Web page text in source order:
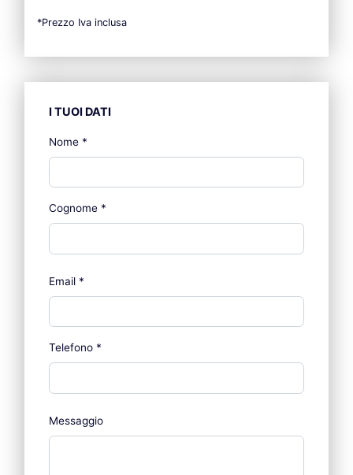
*Prezzo Iva inclusa
I TUOI DATI
Nome *
Cognome *
Email *
Telefono *
Messaggio